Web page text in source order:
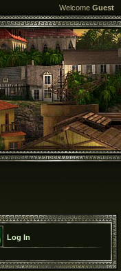
Welcome Guest
Log In